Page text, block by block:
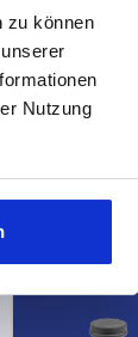
zu können
Nutzung